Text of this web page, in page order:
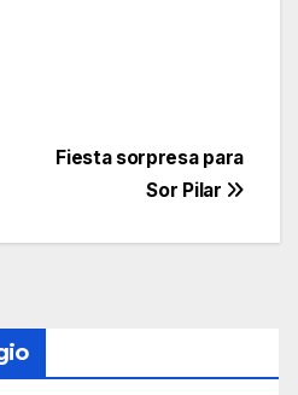
Fiesta sorpresa para
Sor Pilar